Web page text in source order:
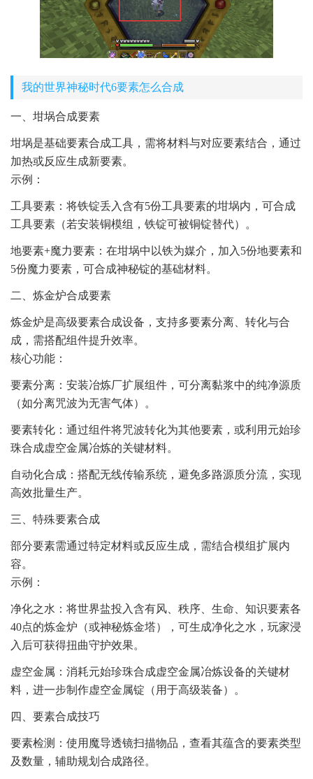
我的世界神秘时代6要素怎么合成
一、坩埚合成要素
坩埚是基础要素合成工具，需将材料与对应要素结合，通过
加热或反应生成新要素。
示例：
工具要素：将铁锭丢入含有5份工具要素的坩埚内，可合成
工具要素（若安装铜模组，铁锭可被铜锭替代）。
地要素+魔力要素：在坩埚中以铁为媒介，加入5份地要素和
5份魔力要素，可合成神秘锭的基础材料。
二、炼金炉合成要素
炼金炉是高级要素合成设备，支持多要素分离、转化与合
成，需搭配组件提升效率。
核心功能：
要素分离：安装冶炼厂扩展组件，可分离黏浆中的纯净源质
（如分离咒波为无害气体）。
要素转化：通过组件将咒波转化为其他要素，或利用元始珍
珠合成虚空金属冶炼的关键材料。
自动化合成：搭配无线传输系统，避免多路源质分流，实现
高效批量生产。
三、特殊要素合成
部分要素需通过特定材料或反应生成，需结合模组扩展内
容。
示例：
净化之水：将世界盐投入含有风、秩序、生命、知识要素各
40点的炼金炉（或神秘炼金塔），可生成净化之水，玩家浸
入后可获得扭曲守护效果。
虚空金属：消耗元始珍珠合成虚空金属冶炼设备的关键材
料，进一步制作虚空金属锭（用于高级装备）。
四、要素合成技巧
要素检测：使用魔导透镜扫描物品，查看其蕴含的要素类型
及数量，辅助规划合成路径。